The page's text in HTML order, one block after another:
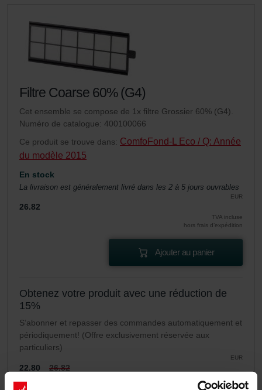
Filtre Coarse 60% (G4)
Cet ensemble se compose de 1x filtre Grossier 60% (G4).
Numéro de catalogue: 400100066
Ce produit se trouve dans: ComfoFond-L Eco / Q: Année
du modèle 2015
En stock
La livraison est généralement livré dans les 2 à 5 jours ouvrables
EUR
26.82
TVA incluse
hors frais d’expédition
Ajouter au panier
Obtenez votre produit avec une réduction de
15%
S’abonner et repasser des commandes automatiquement et
périodiquement! (Offre exclusivement réservée aux
particuliers)
EUR
22.80 26.82
hors frais d’expédition